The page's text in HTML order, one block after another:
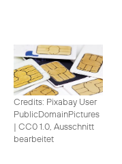
Credits: Pixabay User
PublicDomainPictures
| CC0 1.0, Ausschnitt
bearbeitet